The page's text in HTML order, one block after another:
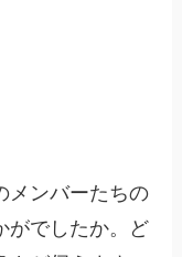
メンバーたちの
がでしたか。ど